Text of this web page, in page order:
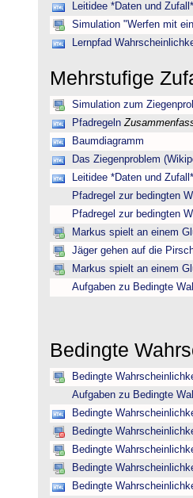
Leitidee *Daten und
Simulation "Werfen mit
Lernpfad
Mehrstufige
Simulation zum
Pfadregeln
Baumdiagramm
Das Ziegenproblem
Leitidee *Daten und
Pfadregel zur bedingten
Pfadregel zur bedingten
Markus spielt an einem
Jäger gehen auf die
Markus spielt an einem
Aufgaben zu Bedingte
Bedingte
Bedingte
Aufgaben zu Bedingte
Bedingte
Bedingte
Bedingte
Bedingte
Bedingte